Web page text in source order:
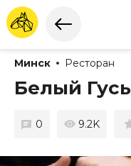
Минск Ресторан
Белый Гусь
0 9.2K